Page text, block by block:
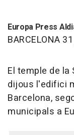
Europa Press
BARCELONA
El temple de
dijous l'edifici
Barcelona,
municipals a